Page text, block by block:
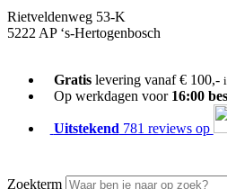
Rietveldenweg 53-K
5222 AP ‘s-Hertogenbosch
Gratislevering vanaf € 100,-
Op werkdagen voor 16:00
Uitstekend 781 reviews op
Zoekterm